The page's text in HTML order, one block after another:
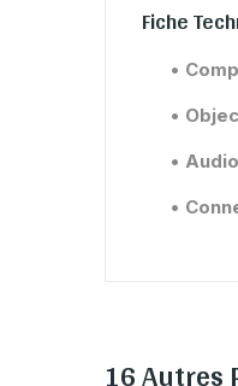
Fiche
•
•
•
•